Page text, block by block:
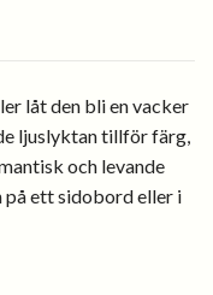
låt den bli en vacker
ljuslyktan tillför färg,
och levande
på ett sidobord eller i